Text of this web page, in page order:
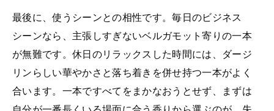
最後に、使うシーンとの相性です。毎日のビジネス
シーンなら、主張しすぎないベルガモット寄りの一本
が無難です。休日のリラックスした時間には、ダージ
リンらしい華やかさと落ち着きを併せ持つ一本がよく
合います。一本ですべてをまかなおうとせず、まずは